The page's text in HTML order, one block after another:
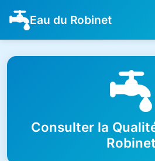
Eau du Robinet
Consulter la
Robinet